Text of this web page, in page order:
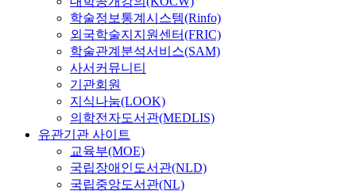
학술정보통계시스템(Rinfo)
외국학술지지원센터(FRIC)
학술관계분석서비스(SAM)
사서커뮤니티
기관회원
지식나눔(LOOK)
의학전자도서관(MEDLIS)
유관기관 사이트
교육부(MOE)
국립장애인도서관(NLD)
국립중앙도서관(NL)